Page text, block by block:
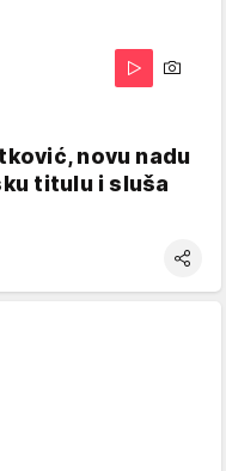
novu nadu
titulu i sluša